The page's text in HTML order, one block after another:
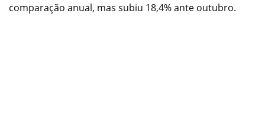
comparação anual, mas subiu 18,4% ante outubro.